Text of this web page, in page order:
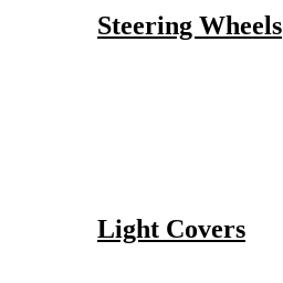
Steering Wheels
Light Covers